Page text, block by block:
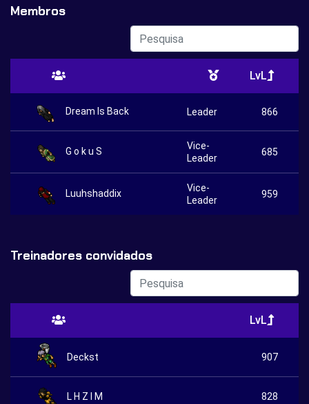
Membros
LvL
Dream Is Back Leader 866
G o k u S
Vice-
Leader
685
Luuhshaddix
Vice-
Leader
959
Treinadores convidados
LvL
Deckst 907
L H Z I M 828